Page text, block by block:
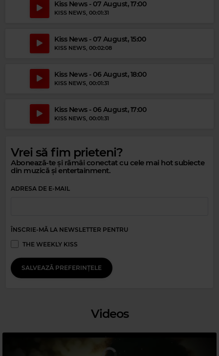
MAGIC PARTY MIX–MAGIC PARTY MIX
NORAH JONES
Magic 80s Hits
DONNA SUMMER
Kiss News - 07 August, 17:00
KISS NEWS, 00:01:31
Kiss News - 07 August, 15:00
KISS NEWS, 00:02:08
Kiss News - 06 August, 18:00
KISS NEWS, 00:01:31
Kiss News - 06 August, 17:00
KISS NEWS, 00:01:31
Vrei să fim prieteni?
Abonează-te și rămâi conectat cu cele mai hot subiecte
din muzică și entertainment.
ADRESA DE E-MAIL
ÎNSCRIE-MĂ LA NEWSLETTER PENTRU
THE WEEKLY KISS
SALVEAZĂ PREFERINȚELE
Videos